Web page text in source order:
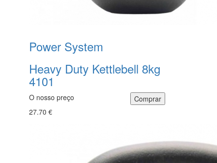
Power System
Heavy Duty Kettlebell 8kg
4101
O nosso preço
27.70 €